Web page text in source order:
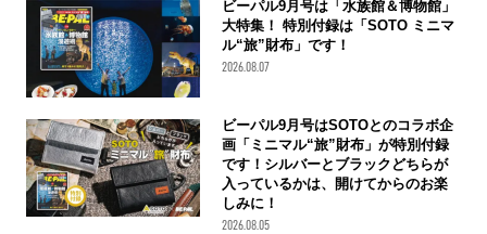
ビーパル9月号は「水族館＆博物館」
大特集！ 特別付録は「SOTO ミニマ
ル“旅”財布」です！
2026.08.07
ビーパル9月号はSOTOとのコラボ企
画「ミニマル“旅”財布」が特別付録
です！シルバーとブラックどちらが
入っているかは、開けてからのお楽
しみに！
2026.08.05